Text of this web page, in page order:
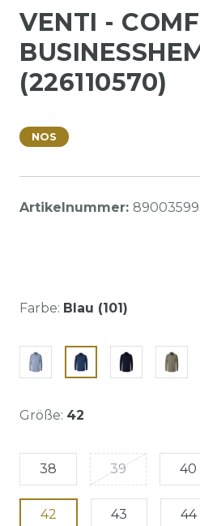
VENTI -
(226110570)
NOS
Artikelnummer:
Farbe: Blau (101)
Größe: 42
38 39 40
42 43 44